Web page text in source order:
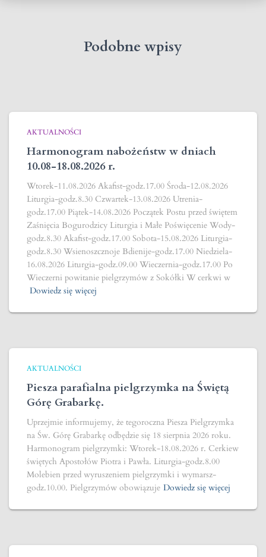
Podobne wpisy
AKTUALNOŚCI
Harmonogram nabożeństw w dniach
10.08-18.08.2026 r.
Wtorek-11.08.2026 Akafist-godz.17.00 Środa-12.08.2026
Liturgia-godz.8.30 Czwartek-13.08.2026 Utrenia-
godz.17.00 Piątek-14.08.2026 Początek Postu przed świętem
Zaśnięcia Bogurodzicy Liturgia i Małe Poświęcenie Wody-
godz.8.30 Akafist-godz.17.00 Sobota-15.08.2026 Liturgia-
godz.8.30 Wsienoszcznoje Bdienije-godz.17.00 Niedziela-
16.08.2026 Liturgia-godz.09.00 Wieczernia-godz.17.00 Po
Wieczerni powitanie pielgrzymów z Sokółki W cerkwi w
Dowiedz się więcej
AKTUALNOŚCI
Piesza parafialna pielgrzymka na Świętą
Górę Grabarkę.
Uprzejmie informujemy, że tegoroczna Piesza Pielgrzymka
na Św. Górę Grabarkę odbędzie się 18 sierpnia 2026 roku.
Harmonogram pielgrzymki: Wtorek-18.08.2026 r. Cerkiew
świętych Apostołów Piotra i Pawła. Liturgia-godz.8.00
Molebien przed wyruszeniem pielgrzymki i wymarsz-
godz.10.00. Pielgrzymów obowiązuje Dowiedz się więcej